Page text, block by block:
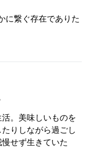
に繋ぐ存在でありた
。美味しいものを
りしながら過ごし
せず生きていた